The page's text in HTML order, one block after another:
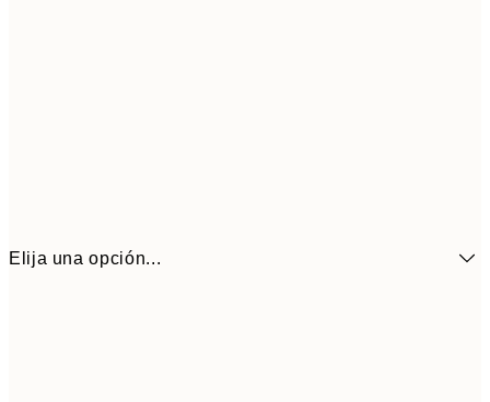
Elija una opción...